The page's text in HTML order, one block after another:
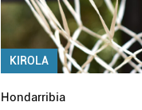
KIROLA
Hondarribia